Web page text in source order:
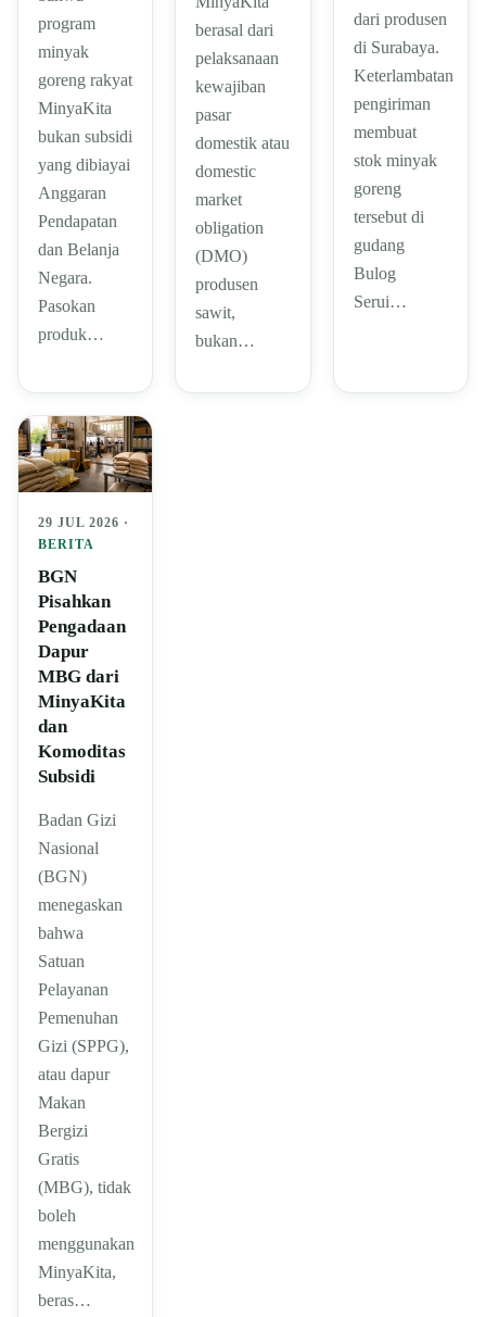
program
minyak
goreng rakyat
MinyaKita
bukan subsidi
yang dibiayai
Anggaran
Pendapatan
dan Belanja
Negara.
Pasokan
produk…
berasal dari
pelaksanaan
kewajiban
pasar
domestik atau
domestic
market
obligation
(DMO)
produsen
sawit,
bukan…
dari produsen
di Surabaya.
Keterlambatan
pengiriman
membuat
stok minyak
goreng
tersebut di
gudang
Bulog
Serui…
29 JUL 2026 ·
BERITA
BGN
Pisahkan
Pengadaan
Dapur
MBG dari
MinyaKita
dan
Komoditas
Subsidi
Badan Gizi
Nasional
(BGN)
menegaskan
bahwa
Satuan
Pelayanan
Pemenuhan
Gizi (SPPG),
atau dapur
Makan
Bergizi
Gratis
(MBG), tidak
boleh
menggunakan
MinyaKita,
beras…